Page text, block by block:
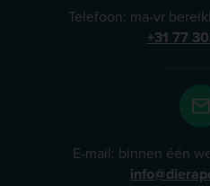
Telefoon: ma-vr
+31 77
E-mail: binnen één